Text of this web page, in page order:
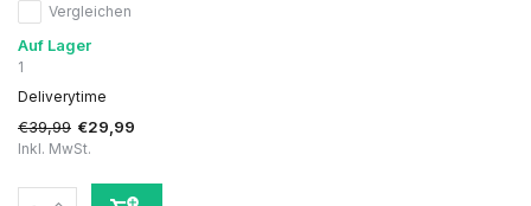
Vergleichen
Auf Lager
1
Deliverytime
€39,99 €29,99
Inkl. MwSt.